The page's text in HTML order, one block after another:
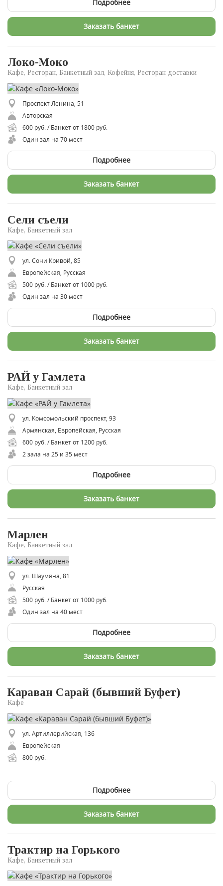
Подробнее
Заказать банкет
Локо-Моко
Кафе, Ресторан, Банкетный зал, Кофейня, Ресторан доставки
Проспект Ленина, 51
Авторская
600 руб. / Банкет от 1800 руб.
Один зал на 70 мест
Подробнее
Заказать банкет
Сели съели
Кафе, Банкетный зал
ул. Сони Кривой, 85
Европейская, Русская
500 руб. / Банкет от 1000 руб.
Один зал на 30 мест
Подробнее
Заказать банкет
РАЙ у Гамлета
Кафе, Банкетный зал
ул. Комсомольский проспект, 93
Армянская, Европейская, Русская
600 руб. / Банкет от 1200 руб.
2 зала на 25 и 35 мест
Подробнее
Заказать банкет
Марлен
Кафе, Банкетный зал
ул. Шаумяна, 81
Русская
500 руб. / Банкет от 1000 руб.
Один зал на 40 мест
Подробнее
Заказать банкет
Караван Сарай (бывший Буфет)
Кафе
ул. Артиллерийская, 136
Европейская
800 руб.
Подробнее
Заказать банкет
Трактир на Горького
Кафе, Банкетный зал